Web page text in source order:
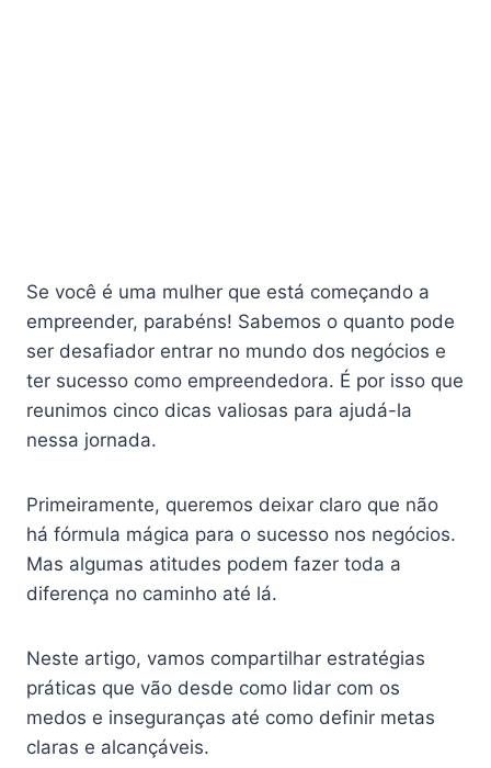
Se você é uma mulher que está começando a
empreender, parabéns! Sabemos o quanto pode
ser desafiador entrar no mundo dos negócios e
ter sucesso como empreendedora. É por isso que
reunimos cinco dicas valiosas para ajudá-la
nessa jornada.
Primeiramente, queremos deixar claro que não
há fórmula mágica para o sucesso nos negócios.
Mas algumas atitudes podem fazer toda a
diferença no caminho até lá.
Neste artigo, vamos compartilhar estratégias
práticas que vão desde como lidar com os
medos e inseguranças até como definir metas
claras e alcançáveis.